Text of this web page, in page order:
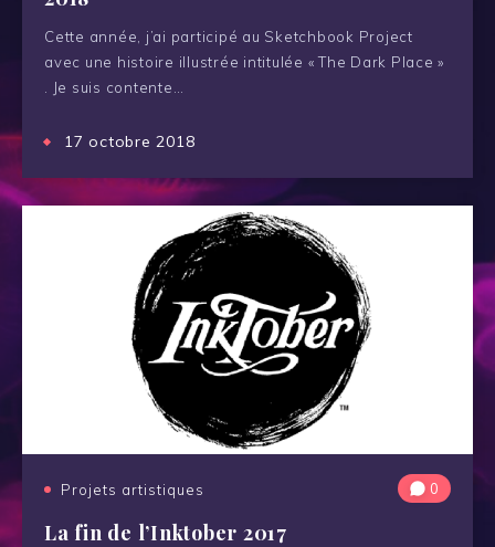
Cette année, j’ai participé au Sketchbook Project
avec une histoire illustrée intitulée « The Dark Place »
. Je suis contente…
17 octobre 2018
Projets artistiques 0
La fin de l’Inktober 2017